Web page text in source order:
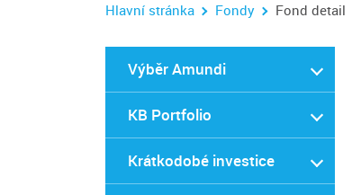
Hlavní stránka Fondy Fond detail
Výběr Amundi
KB Portfolio
Krátkodobé investice